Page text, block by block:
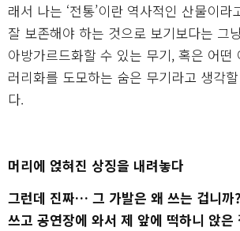
래서 나는 ‘전통’이란 역사적인 산물이라
잘 보존해야 하는 것으로 보기보다는 그
아방가르드화할 수 있는 무기, 혹은 어떤
러리화를 도모하는 숨은 무기라고 생각
다.
머리에 얹혀진 상징을 내려놓다
그런데 진짜… 그 가발은 왜 쓰는 겁니까
쓰고 공연장에 와서 제 앞에 떡하니 앉은